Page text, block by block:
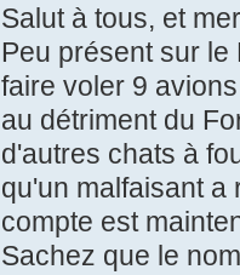
Salut à tous, et
Peu présent sur
faire voler 9
au détriment du
d'autres chats à
qu'un malfaisant a
compte est
Sachez que le